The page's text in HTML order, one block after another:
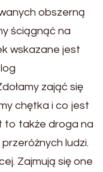
obszerną
ściągnąć na
wskazane jest
zająć się
chętka i co jest
to także droga na
ludzi.
Zajmują się one